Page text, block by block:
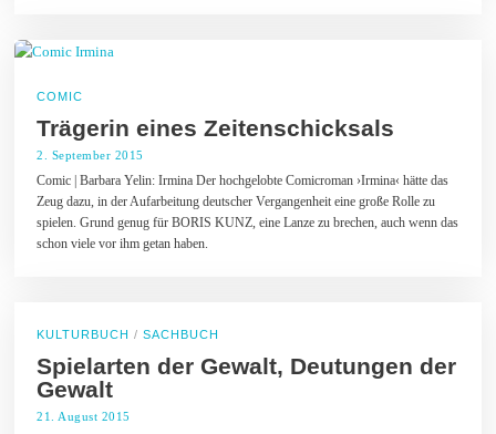
COMIC
Trägerin eines Zeitenschicksals
2. September 2015
S
e
p
e
2
Comic | Barbara Yelin: Irmina Der hochgelobte Comicroman ›Irmina‹ hätte das
Zeug dazu, in der Aufarbeitung deutscher Vergangenheit eine große Rolle zu
spielen. Grund genug für BORIS KUNZ, eine Lanze zu brechen, auch wenn das
schon viele vor ihm getan haben.
KULTURBUCH / SACHBUCH
Spielarten der Gewalt, Deutungen der
Gewalt
21. August 2015